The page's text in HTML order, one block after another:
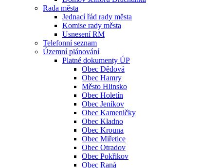
Rada města
Jednací řád rady města
Komise rady města
Usnesení RM
Telefonní seznam
Územní plánování
Platné dokumenty ÚP
Obec Dědová
Obec Hamry
Město Hlinsko
Obec Holetín
Obec Jeníkov
Obec Kameničky
Obec Kladno
Obec Krouna
Obec Miřetice
Obec Otradov
Obec Pokřikov
Obec Raná